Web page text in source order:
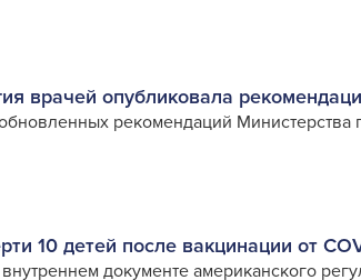
врачей опубликовала
рекомендаций Министерства
10 детей после вакцинации от
документе американского